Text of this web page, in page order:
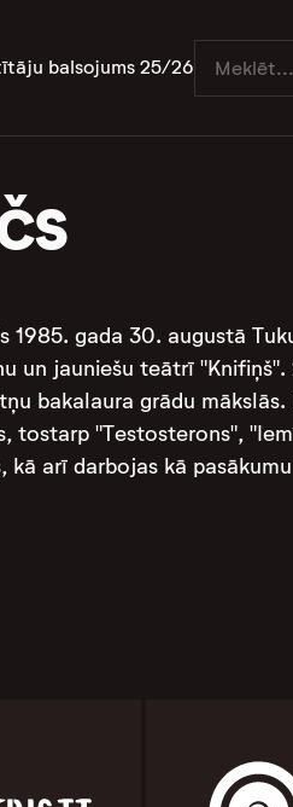
balsojums 25/26
1985. gada 30. augustā
un jauniešu teātrī
bakalaura grādu
tostarp "Testosterons",
arī darbojas kā